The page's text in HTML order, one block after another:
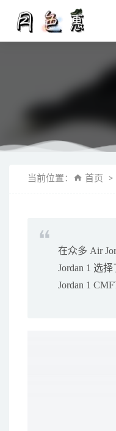
当前位置： 首页
在众多 Air
Jordan 1 选
Jordan 1